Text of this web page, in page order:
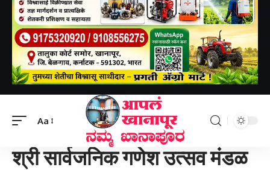
Aa
खानापूर तालुका>श्री सार्वजनिक गणेश उत्सव मंडळ गांधीनगर खानापूर, यांच्या वतीने, लकी ड्रॉ बंपर बक्षीस कुपण योजना-ಶ್ರೀ ಸಾರ್ವಜನಿಕ ಗಣೇಶ ಉತ್ಸವ ಮಂಡಲ ಗಾಂಧಿನಗರ ಖಾನಾಪುರದ ವತಿಯಿಂದ ಲಕ್ಕಿ ಡ್ರಾ ಬಂಪರ್ ಬಹುಮಾನ ಕೂಪನ್ ಯೋಜನೆ.
श्री सार्वजनिक गणेश उत्सव मंडळ